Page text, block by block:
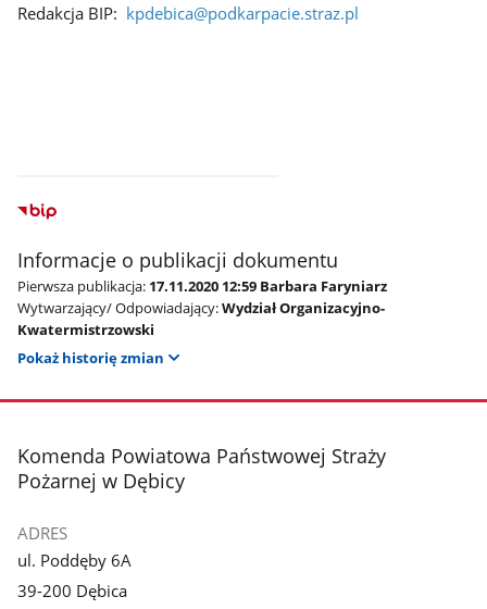
Redakcja BIP: kpdebica@podkarpacie.straz.pl
Informacje o publikacji dokumentu
Pierwsza publikacja: 17.11.2020 12:59 Barbara Faryniarz
Wytwarzający/ Odpowiadający:Wydział Organizacyjno-
Kwatermistrzowski
Pokaż historię zmian
stopka
Komenda Powiatowa Państwowej Straży
Pożarnej w Dębicy
ADRES
ul. Poddęby 6A
39-200 Dębica